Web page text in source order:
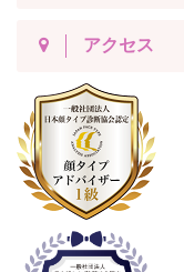
アクセス